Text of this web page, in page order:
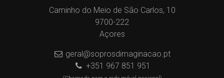
Caminho do Meio de São Carlos, 10
9700-222
Açores
geral@soprosdimaginacao.pt
+351 967 851 951